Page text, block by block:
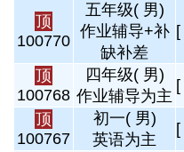
顶
100770
五年级( 男)
作业辅导+补
缺补差
[
顶
100768
四年级( 男)
作业辅导为主
[
顶
100767
初一( 男)
英语为主
[